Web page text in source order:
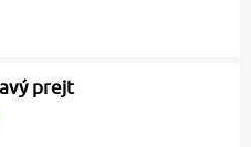
prejt